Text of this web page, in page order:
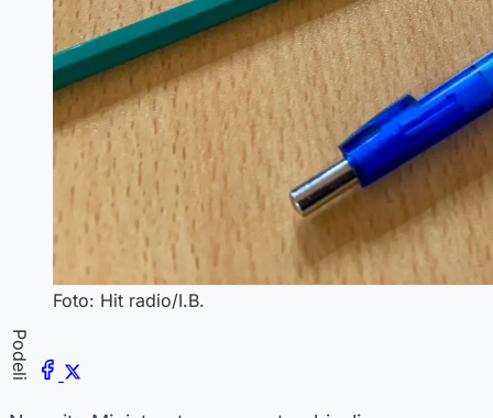
Foto: Hit radio/I.B.
Podeli